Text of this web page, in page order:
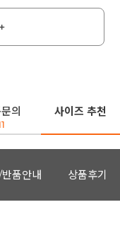
의 사이즈 추천
품안내 상품후기